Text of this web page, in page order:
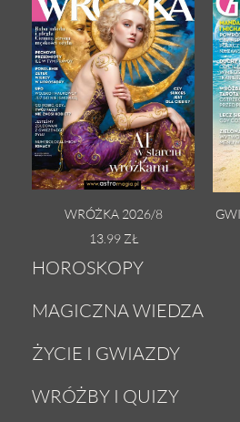
WRÓŻKA 2026/8
13.99 ZŁ
HOROSKOPY
Dzienny
Tygodniowy
MAGICZNA WIEDZA
Zodiak
Astrologia
ŻYCIE I GWIAZDY
Gwiazdy
WRÓŻBY I QUIZY